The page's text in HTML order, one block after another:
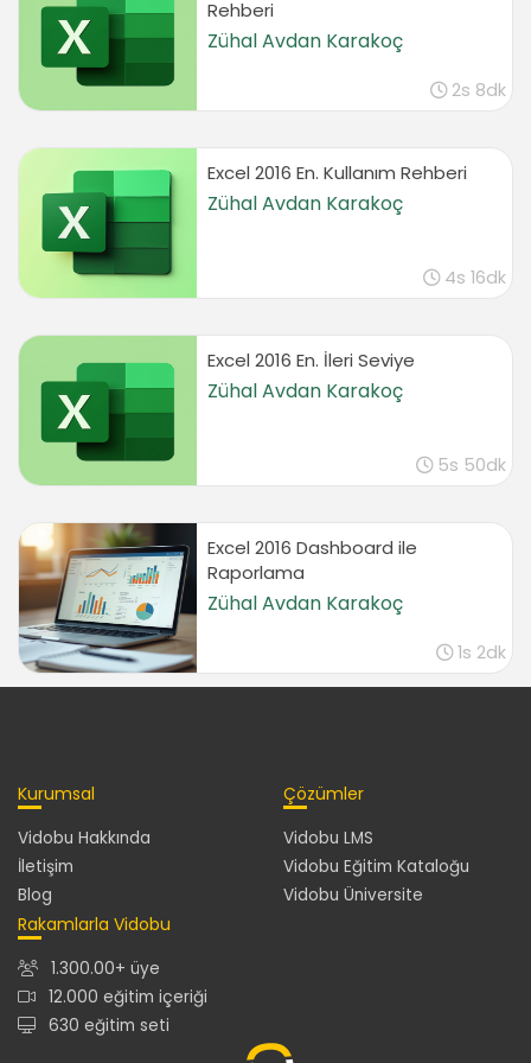
VSeçOrtalama fonksiyonu
02:21
Arama Fonksiyonları
Düşeyara fonksiyonu
07:28
Yatayara fonksiyonu
Tarih Fonksiyonları
Bugün fonksiyonu
03:23
Haftanın günü fonksiyonu
Ay fonksiyonu
03:50
Diğer Fonksiyonlar
Sayı üret fonksiyonu
02:04
Sonuç
01:28
Rehberi
Zühal Avdan Karakoç
2s 8dk
Excel 2016 En. Kullanım Rehberi
Zühal Avdan Karakoç
4s 16dk
Excel 2016 En. İleri Seviye
Zühal Avdan Karakoç
5s 50dk
Excel 2016 Dashboard ile
Raporlama
Zühal Avdan Karakoç
1s 2dk
Kurumsal
Vidobu Hakkında
İletişim
Blog
Çözümler
Vidobu LMS
Vidobu Eğitim Kataloğu
Vidobu Üniversite
Rakamlarla Vidobu
1.300.00+ üye
12.000 eğitim içeriği
630 eğitim seti